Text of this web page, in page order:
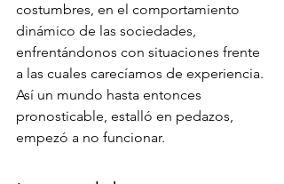
costumbres, en el comportamiento
dinámico de las sociedades,
enfrentándonos con situaciones frente
a las cuales carecíamos de experiencia.
Así un mundo hasta entonces
pronosticable, estalló en pedazos,
empezó a no funcionar.